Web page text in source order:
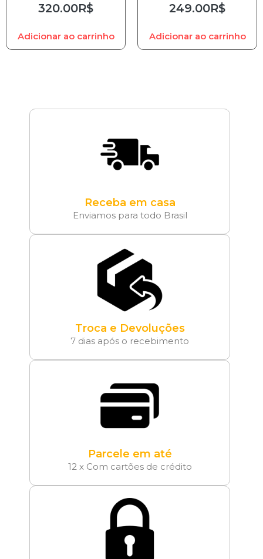
320.00R$
Adicionar ao carrinho
249.00R$
Adicionar ao carrinho
Receba em casa
Enviamos para todo Brasil
Troca e Devoluções
7 dias após o recebimento
Parcele em até
12 x Com cartões de crédito